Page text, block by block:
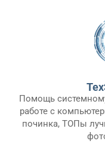
Помощь
работе с
починка, ТОПы